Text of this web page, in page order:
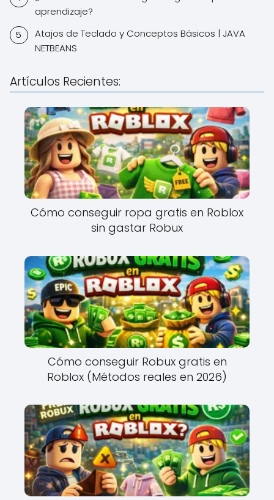
aprendizaje?
Atajos de Teclado y Conceptos Básicos | JAVA
NETBEANS
Artículos Recientes:
Cómo conseguir ropa gratis en Roblox
sin gastar Robux
Cómo conseguir Robux gratis en
Roblox (Métodos reales en 2026)